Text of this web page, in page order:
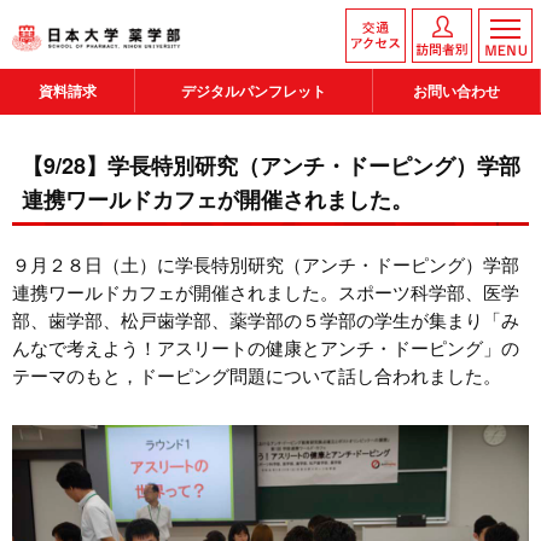
資料請求 デジタルパンフレット お問い合わせ
【9/28】学長特別研究（アンチ・ドーピング）学部
連携ワールドカフェが開催されました。
９月２８日（土）に学長特別研究（アンチ・ドーピング）学部
連携ワールドカフェが開催されました。スポーツ科学部、医学
部、歯学部、松戸歯学部、薬学部の５学部の学生が集まり「み
んなで考えよう！アスリートの健康とアンチ・ドーピング」の
テーマのもと，ドーピング問題について話し合われました。